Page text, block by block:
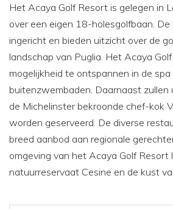
Het Acaya Golf Resort is gelegen in
over een eigen 18-holesgolfbaan.
ingericht en bieden uitzicht over de
landschap van Puglia. Het Acaya
mogelijkheid te ontspannen in de spa
buitenzwembaden. Daarnaast
de Michelinster bekroonde chef-kok
worden geserveerd. De diverse
breed aanbod aan regionale
omgeving van het Acaya Golf Resort
natuurreservaat Cesine en de kust